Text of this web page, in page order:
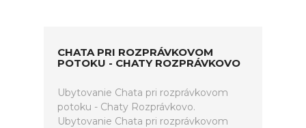
CHATA PRI ROZPRÁVKOVOM
POTOKU - CHATY ROZPRÁVKOVO
Ubytovanie Chata pri rozprávkovom
potoku - Chaty Rozprávkovo.
Ubytovanie Chata pri rozprávkovom